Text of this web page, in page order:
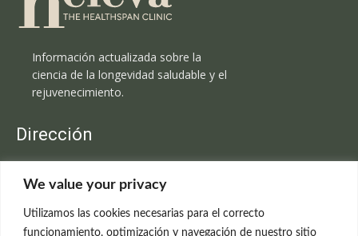
We value your privacy
Utilizamos las cookies necesarias para el correcto
funcionamiento, optimización y navegación de nuestro sitio
Información actualizada sobre la
ciencia de la longevidad saludable y el
rejuvenecimiento.
Dirección
C/Claudio Coello, 19 - 1º
699 595 619